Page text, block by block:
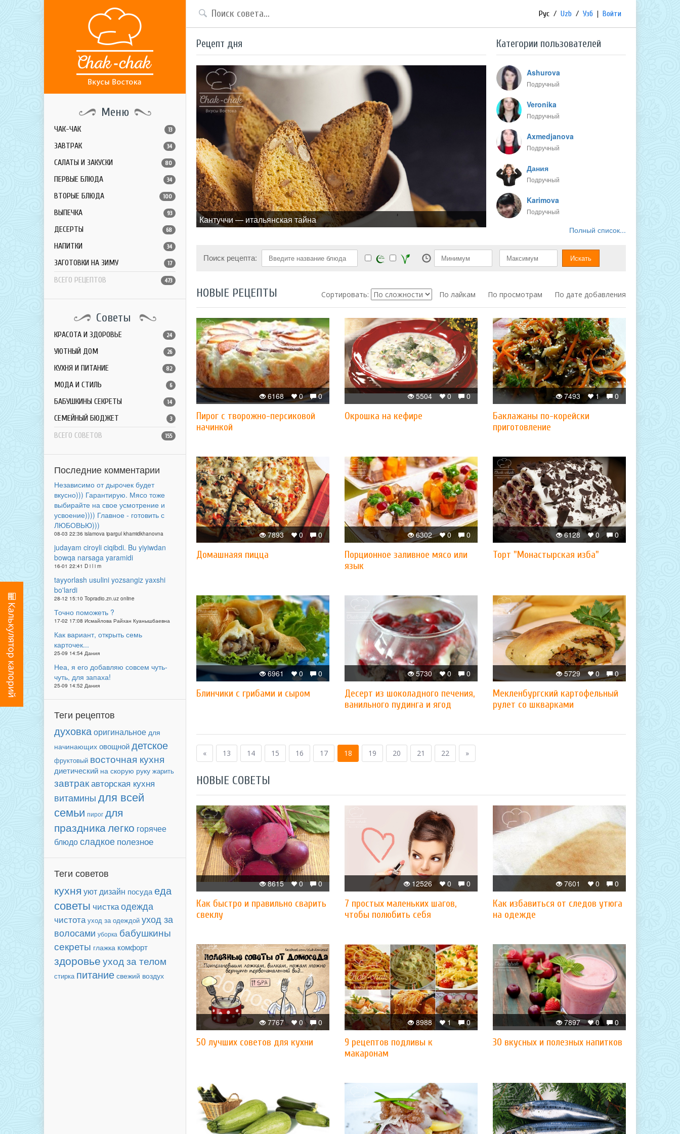
Меню
ЧАК-ЧАК 13
ЗАВТРАК 34
САЛАТЫ И ЗАКУСКИ 80
ПЕРВЫЕ БЛЮДА 34
ВТОРЫЕ БЛЮДА 100
ВЫПЕЧКА 93
ДЕСЕРТЫ 68
НАПИТКИ 34
ЗАГОТОВКИ НА ЗИМУ 17
ВСЕГО РЕЦЕПТОВ 473
Советы
КРАСОТА И ЗДОРОВЬЕ 24
УЮТНЫЙ ДОМ 26
КУХНЯ И ПИТАНИЕ 82
МОДА И СТИЛЬ 6
БАБУШКИНЫ СЕКРЕТЫ 14
СЕМЕЙНЫЙ БЮДЖЕТ 3
ВСЕГО СОВЕТОВ 155
Последние комментарии
Независимо от дырочек будет
вкусно))) Гарантирую. Мясо тоже
выбирайте на свое усмотрение и
усвоение)))) Главное - готовить с
ЛЮБОВЬЮ)))
08-03 22:36 islamova ipargul khamidkhanovna
judayam ciroyli ciqibdi. Bu yiyiwdan
bowqa narsaga yaramidi
16-01 22:41 D i l i m
tayyorlash usulini yozsangiz yaxshi
bo'lardi
28-12 15:10 Topradio.zn.uz online
Точно поможеть ?
17-02 17:08 Исмайлова Райхан Куанышбаевна
Как вариант, открыть семь
карточек...
25-09 14:54 Дания
Неа, я его добавляю совсем чуть-
чуть, для запаха!
25-09 14:52 Дания
Теги рецептов
духовкаоригинальное для
начинающих овощнойдетское
фруктовый восточная кухня
диетический на скорую руку жарить
завтракавторская кухня
витамины для всей
семьи пирог для
праздникалегко горячее
блюдосладкое полезное
Теги советов
кухня уютдизайн посудаеда
советы чисткаодежда
чистота уход за одеждой уход за
волосами уборка бабушкины
секреты глажка комфорт
здоровьеуход за телом
стирка питание свежий воздух
Рус / Uzb / Узб | Войти
Рецепт дня
Кантуччи — итальянская тайна
Категории пользователей
Ashurova
Подручный
Veronika
Подручный
Axmedjanova
Подручный
Дания
Подручный
Karimova
Подручный
Полный список...
Поиск рецепта:
НОВЫЕ РЕЦЕПТЫ Сортировать: По лайкам По просмотрам По дате добавления
0
0
6168
Пирог с творожно-персиковой
начинкой
0
0
5504
Окрошка на кефире
0
1
7493
Баклажаны по-корейски
приготовление
0
0
7893
Домашнаяя пицца
0
0
6302
Порционное заливное мясо или
язык
0
0
6128
Торт "Монастырская изба"
0
0
6961
Блинчики с грибами и сыром
0
0
5730
Десерт из шоколадного печения,
ванильного пудинга и ягод
0
0
5729
Мекленбургский картофельный
рулет со шкварками
« 13 14 15 16 17 18 19 20 21 22 »
НОВЫЕ СОВЕТЫ
0
0
8615
Как быстро и правильно сварить
свеклу
0
0
12526
7 простых маленьких шагов,
чтобы полюбить себя
0
0
7601
Как избавиться от следов утюга
на одежде
0
0
7767
50 лучших советов для кухни
0
1
8988
​9 рецептов подливы к
макаронам
0
0
7897
30 вкусных и полезных напитков